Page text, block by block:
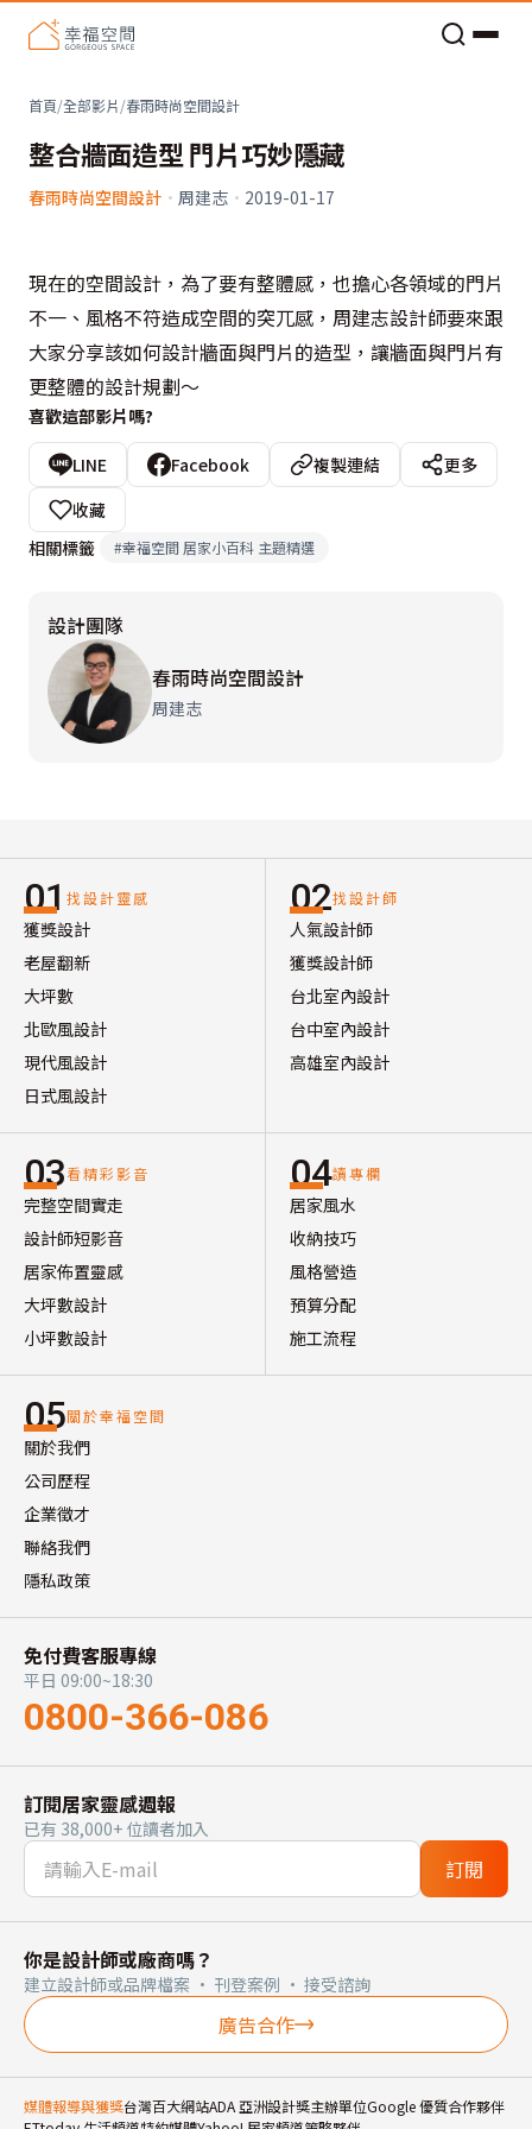
首頁/全部影片/春雨時尚空間設計
整合牆面造型 門片巧妙隱藏
春雨時尚空間設計 · 周建志 · 2019-01-17
現在的空間設計，為了要有整體感，也擔心各領域的門片
不一、風格不符造成空間的突兀感，周建志設計師要來跟
大家分享該如何設計牆面與門片的造型，讓牆面與門片有
更整體的設計規劃～
喜歡這部影片嗎?
LINE Facebook 複製連結
更多
收藏
相關標籤
#幸福空間 居家小百科 主題精選
設計團隊
春雨時尚空間設計
周建志
01 找設計靈感
獲獎設計
老屋翻新
大坪數
北歐風設計
現代風設計
日式風設計
02找設計師
人氣設計師
獲獎設計師
台北室內設計
台中室內設計
高雄室內設計
03看精彩影音
完整空間實走
設計師短影音
居家佈置靈感
大坪數設計
小坪數設計
04讀專欄
居家風水
收納技巧
風格營造
預算分配
施工流程
05關於幸福空間
關於我們
公司歷程
企業徵才
聯絡我們
隱私政策
免付費客服專線
平日 09:00~18:30
0800-366-086
訂閱居家靈感週報
已有 38,000+ 位讀者加入
訂閱
你是設計師或廠商嗎？
建立設計師或品牌檔案 · 刊登案例 · 接受諮詢
廣告合作
媒體報導與獲獎台灣百大網站ADA 亞洲設計獎主辦單位Google 優質合作夥伴